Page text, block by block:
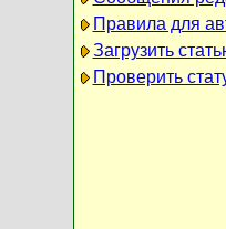
Правила для
Загрузить
Проверить